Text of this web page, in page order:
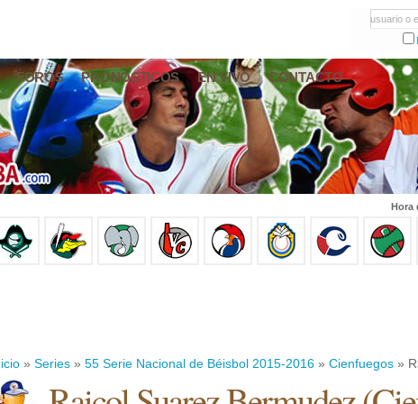
usuario o
FOROS PRONÓSTICOS EN VIVO CONTACTO
Hora
» Series » 55 Serie Nacional de Béisbol 2015-2016 » Cienfuegos »